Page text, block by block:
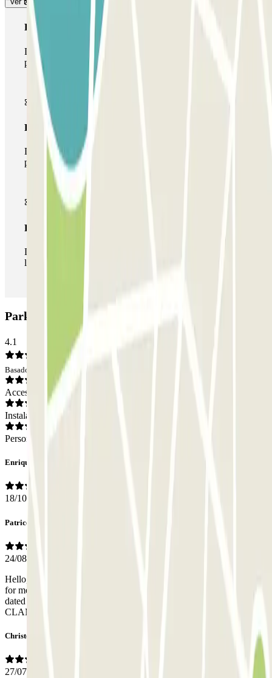
Pase básico
Durante tu estancia podrás entrar y salir una única vez al
parking
Pase multiparking
Durante tu estancia podrás hacer uso de toda la red de
parkings de este operador disponibles en Parclick.
Pase ilimitado
Durante tu estancia podrás entrar y salir del parking todas
las veces que quieras.
Parking Garaje Rex: Opiniones
4.1
Basado en 20 opiniones
Acceso
Instalaciones
Personal
Enrique
18/10/2023
Patrice
24/08/2023
Hello, I am not satisfied, after two cancellations, you cashed them
for me, during a trip to Spain, reference LJ91090 and LR59EN1
dated August 22, I ask you to do what is necessary. Sincerely,
CLAMARON PATRICE
Christophe
27/07/2023